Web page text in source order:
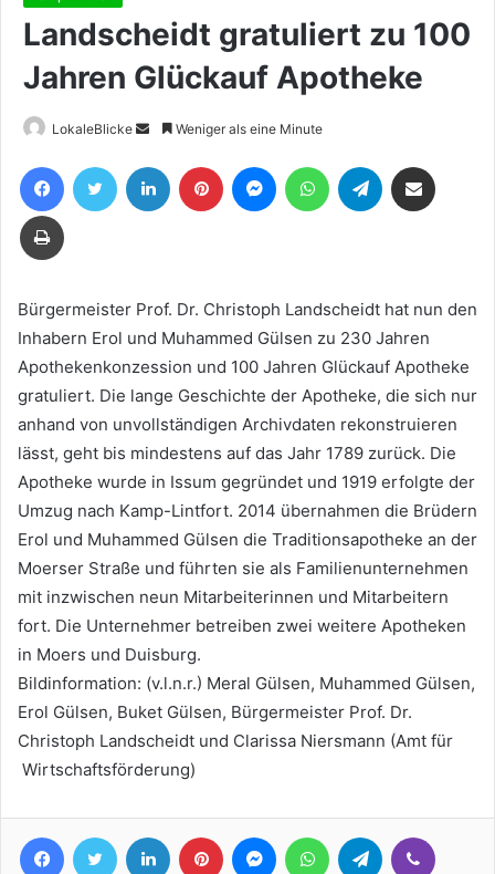
Landscheidt gratuliert zu 100
Jahren Glückauf Apotheke
LokaleBlicke
Sende
eine
E-
Weniger als eine Minute
FacebookTwitter LinkedIn Pinterest MessengerWhatsAppTelegram
Drucken
Bürgermeister Prof. Dr. Christoph Landscheidt hat nun den
Inhabern Erol und Muhammed Gülsen zu 230 Jahren
Apothekenkonzession und 100 Jahren Glückauf Apotheke
gratuliert. Die lange Geschichte der Apotheke, die sich nur
anhand von unvollständigen Archivdaten rekonstruieren
lässt, geht bis mindestens auf das Jahr 1789 zurück. Die
Apotheke wurde in Issum gegründet und 1919 erfolgte der
Umzug nach Kamp-Lintfort. 2014 übernahmen die Brüdern
Erol und Muhammed Gülsen die Traditionsapotheke an der
Moerser Straße und führten sie als Familienunternehmen
mit inzwischen neun Mitarbeiterinnen und Mitarbeitern
fort. Die Unternehmer betreiben zwei weitere Apotheken
in Moers und Duisburg.
Bildinformation: (v.l.n.r.) Meral Gülsen, Muhammed Gülsen,
Erol Gülsen, Buket Gülsen, Bürgermeister Prof. Dr.
Christoph Landscheidt und Clarissa Niersmann (Amt für
Wirtschaftsförderung)
FacebookTwitter LinkedIn Pinterest MessengerWhatsAppTelegram